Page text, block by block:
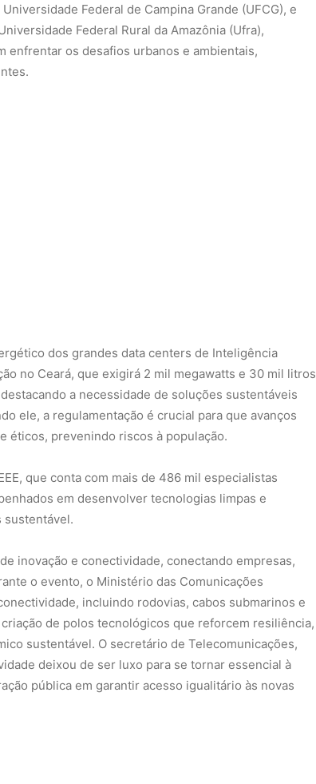
Federal de Campina Grande (UFCG), e
Federal Rural da Amazônia (Ufra),
enfrentar os desafios urbanos e ambientais,
dos grandes data centers de Inteligência
no Ceará, que exigirá 2 mil megawatts e 30 mil litros
a necessidade de soluções sustentáveis
ele, a regulamentação é crucial para que avanços
éticos, prevenindo riscos à população.
que conta com mais de 486 mil especialistas
em desenvolver tecnologias limpas e
sustentável.
inovação e conectividade, conectando empresas,
o evento, o Ministério das Comunicações
incluindo rodovias, cabos submarinos e
de polos tecnológicos que reforcem resiliência,
sustentável. O secretário de Telecomunicações,
deixou de ser luxo para se tornar essencial à
pública em garantir acesso igualitário às novas